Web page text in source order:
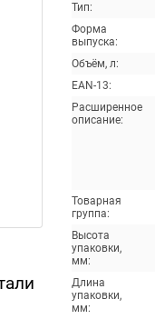
Тип:
Форма
выпуска:
Объём, л:
EAN-13:
Расширенное
описание:
Товарная
группа:
Высота
упаковки,
мм:
Длина
упаковки,
мм: